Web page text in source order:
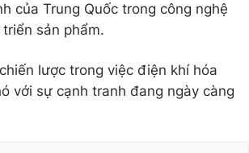
của Trung Quốc trong công nghệ
sản phẩm.
lược trong việc điện khí hóa
với sự cạnh tranh đang ngày càng